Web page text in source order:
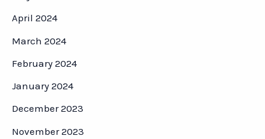
April 2024
March 2024
February 2024
January 2024
December 2023
November 2023